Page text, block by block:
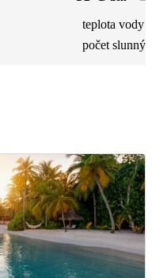
teplota vody
počet